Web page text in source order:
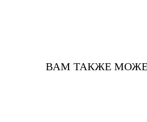
ВАМ ТАКЖЕ